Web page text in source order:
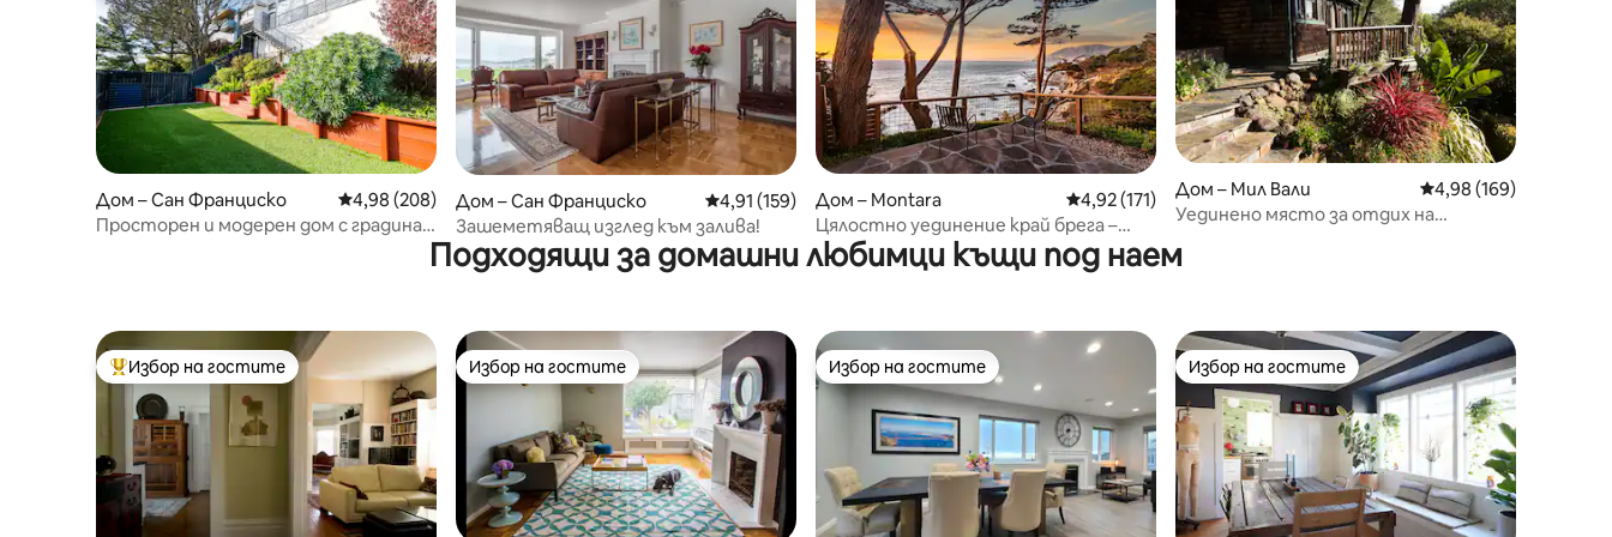
Дом – Сан Франциско Средна оценка: 4,98 от 5, 208 отзива
4,98 (208)
Просторен и модерен дом с градина и
Дом – Сан Франциско Средна оценка: 4,91 от 5, 159 отзива
4,91 (159)
Зашеметяващ изглед към залива!
Дом – Montara Средна оценка: 4,92 от 5, 171 отзива
4,92 (171)
Цялостно уединение край брега –
гледка към океана
Дом – Мил Вали Средна оценка: 4,98
4,98 (169)
Уединено място за отдих на
Подходящи за домашни любимци къщи под наем
Най-популярен избор на гостите
Избор на гостите Избор на гостите
Избор на гостите Избор на гостите
Избор на гостите Избор на гостите
Избор на гостите